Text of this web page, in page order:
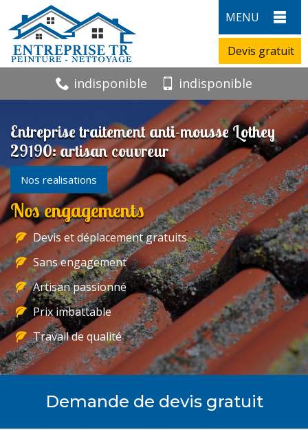
MENU
Devis gratuit
indisponible indisponible
Entreprise traitement anti-mousse Lothey
29190: artisan couvreur
Nos realisations
Nos engagements
Devis et déplacement gratuits
Sans engagement
Artisan passionné
Prix imbattable
Travail de qualité
Demande de devis gratuit